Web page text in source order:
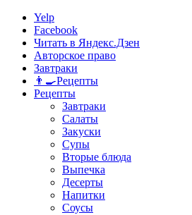
Yelp
Facebook
Читать в Яндекс.Дзен
Авторское право
Завтраки
👨‍🍳Рецепты
Рецепты
Завтраки
Салаты
Закуски
Супы
Вторые блюда
Выпечка
Десерты
Напитки
Соусы